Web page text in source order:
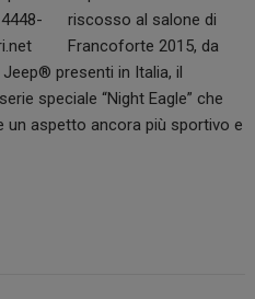
riscosso al salone di
Francoforte 2015, da
presenti in Italia, il
speciale “Night Eagle” che
un aspetto ancora più sportivo e